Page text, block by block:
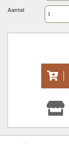
Aantal